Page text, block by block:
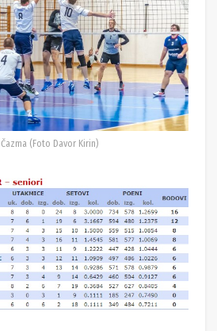
Čazma (Foto Davor Kirin)